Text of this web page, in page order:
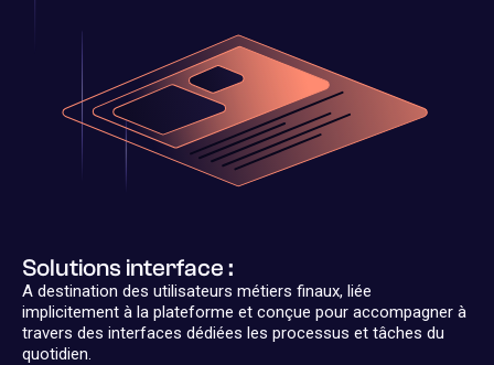
Solutions interface :
A destination des utilisateurs métiers finaux, liée
implicitement à la plateforme et conçue pour accompagner à
travers des interfaces dédiées les processus et tâches du
quotidien.